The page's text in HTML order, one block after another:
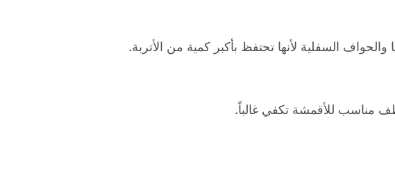
السفلية لأنها تحتفظ بأكبر كمية من الأتربة.
مناسب للأقمشة تكفي غالباً.